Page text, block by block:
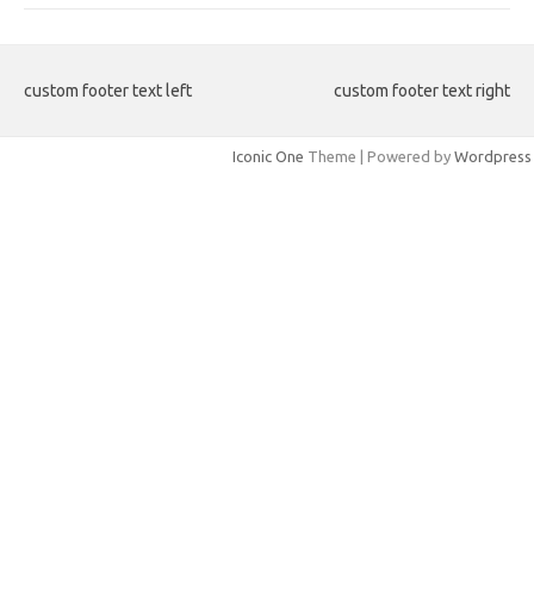
custom footer text left custom footer text right
Iconic One Theme | Powered by Wordpress